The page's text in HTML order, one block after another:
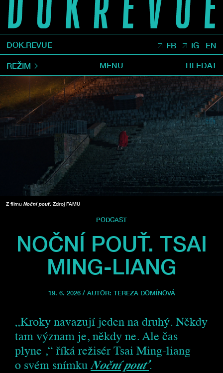
DOK.REVUE FB IG EN
REŽIM MENU HLEDAT
Z filmu Noční pouť. Zdroj FAMU
PODCAST
NOČNÍ POUŤ. TSAI
MING-LIANG
19. 6. 2026 / AUTOR: TEREZA DOMÍNOVÁ
„Kroky navazují jeden na druhý. Někdy
tam význam je, někdy ne. Ale čas
plyne ,“ říká režisér Tsai Ming-liang
o svém snímkuNoční pouť.